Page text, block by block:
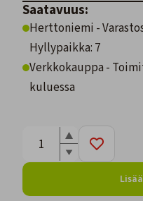
Saatavuus:
Herttoniemi -
Hyllypaikka: 7
Verkkokauppa -
kuluessa